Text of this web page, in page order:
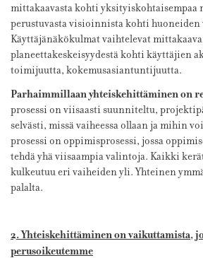
mittakaavasta kohti yksityiskohtaisempaa
perustuvasta visioinnista kohti huoneiden
Käyttäjänäkökulmat vaihtelevat
planeettakeskeisyydestä kohti käyttäjien
toimijuutta, kokemusasiantuntijuutta.
Parhaimmillaan yhteiskehittäminen on
prosessi on viisaasti suunniteltu,
selvästi, missä vaiheessa ollaan ja mihin
prosessi on oppimisprosessi, jossa
tehdä yhä viisaampia valintoja. Kaikki
kulkeutuu eri vaiheiden yli. Yhteinen
palalta.
2. Yhteiskehittäminen on vaikuttamista,
perusoikeutemme